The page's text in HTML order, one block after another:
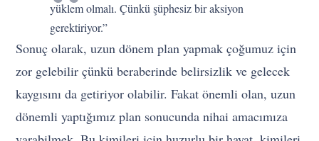
yüklem olmalı. Çünkü şüphesiz bir aksiyon
gerektiriyor.”
Sonuç olarak, uzun dönem plan yapmak çoğumuz için
zor gelebilir çünkü beraberinde belirsizlik ve gelecek
kaygısını da getiriyor olabilir. Fakat önemli olan, uzun
dönemli yaptığımız plan sonucunda nihai amacımıza